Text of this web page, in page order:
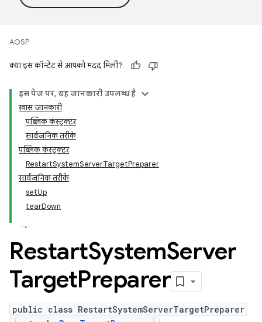
AOSP
क्या इस कॉन्टेंट से आपको मदद मिली?
इस पेज पर, यह जानकारी उपलब्ध है
खास जानकारी
पब्लिक कंस्ट्रक्टर
सार्वजनिक तरीके
पब्लिक कंस्ट्रक्टर
RestartSystemServerTargetPreparer
सार्वजनिक तरीके
setUp
tearDown
RestartSystemServer
TargetPreparer
public class RestartSystemServerTargetPreparer